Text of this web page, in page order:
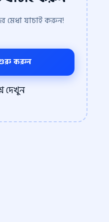
মেধা যাচাই করুন!
শুরু করুন
দেখুন